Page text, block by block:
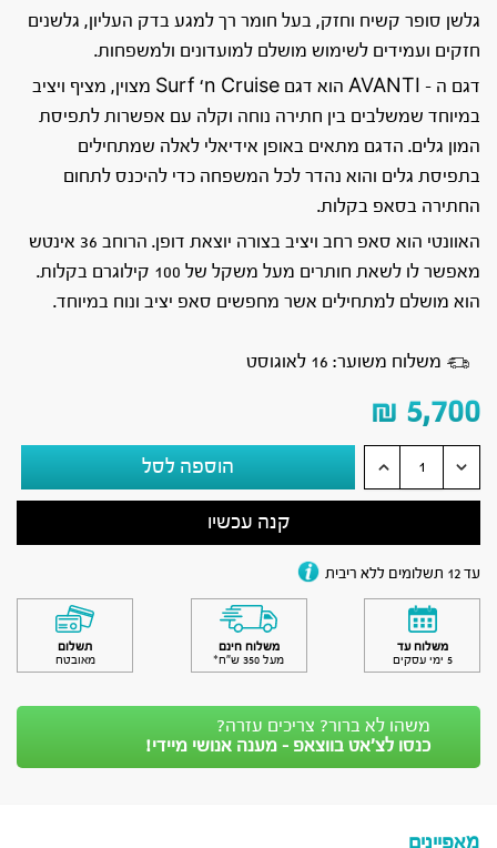
גלשן סופר קשיח וחזק, בעל חומר רך למגע בדק העליון, גלשנים
חזקים ועמידים לשימוש מושלם למועדונים ולמשפחות.
דגם ה – AVANTI הוא דגם Surf ‘n Cruise מצוין, מציף ויציב
במיוחד שמשלבים בין חתירה נוחה וקלה עם אפשרות לתפיסת
המון גלים. הדגם מתאים באופן אידיאלי לאלה שמתחילים
בתפיסת גלים והוא נהדר לכל המשפחה כדי להיכנס לתחום
החתירה בסאפ בקלות.
האוונטי הוא סאפ רחב ויציב בצורה יוצאת דופן. הרוחב 36 אינטש
מאפשר לו לשאת חותרים מעל משקל של 100 קילוגרם בקלות.
הוא מושלם למתחילים אשר מחפשים סאפ יציב ונוח במיוחד.
משלוח משוער: 16 לאוגוסט
₪ 5,700
הוספה לסל
קנה עכשיו
עד 12 תשלומים ללא ריבית
משלוח עד
5 ימי עסקים
משלוח חינם
מעל 350 ש״ח*
תשלום
מאובטח
משהו לא ברור? צריכים עזרה?
כנסו לצ’אט בווצאפ - מענה אנושי מיידי!
מאפיינים